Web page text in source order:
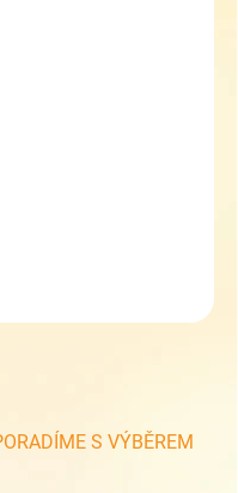
S VÝBĚREM